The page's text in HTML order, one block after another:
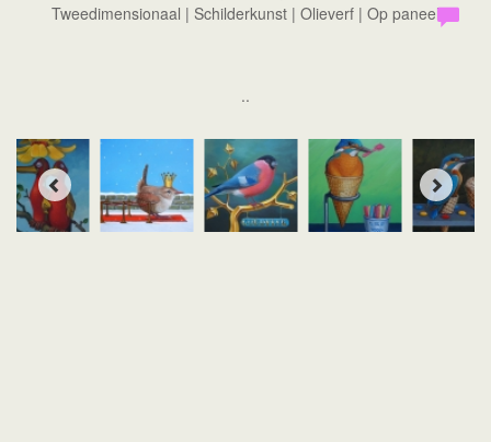
Tweedimensionaal | Schilderkunst | Olieverf | Op paneel
..